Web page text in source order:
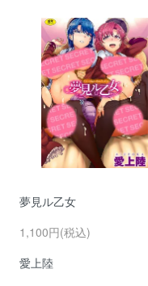
夢見ル乙女
1,100円(税込)
愛上陸